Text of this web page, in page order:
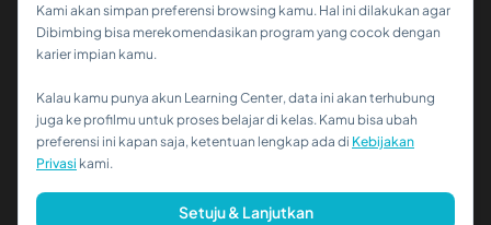
Hi!👋
Kalau kamu butuh bantuan,
© 2026 PT Dibimbing. All Rights Reserved
Kami akan simpan preferensi browsing kamu. Hal ini dilakukan agar
Dibimbing bisa merekomendasikan program yang cocok dengan
karier impian kamu.
Kalau kamu punya akun Learning Center, data ini akan terhubung
juga ke profilmu untuk proses belajar di kelas. Kamu bisa ubah
preferensi ini kapan saja, ketentuan lengkap ada di Kebijakan
Privasi kami.
Setuju & Lanjutkan